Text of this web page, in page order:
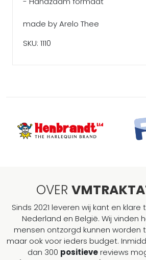
made by Arelo Thee
SKU: 1110
OVER
Sinds 2021 leveren wij kant en
Nederland en België. Wij vinden
mensen ontzorgd kunnen worden
maar ook voor ieders budget.
dan 300 positievereviews